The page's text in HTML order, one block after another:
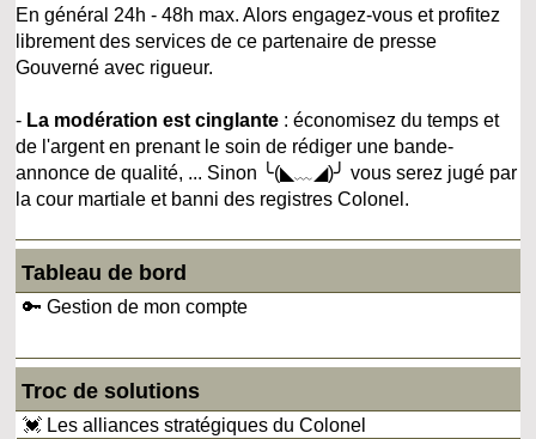
En général 24h - 48h max. Alors engagez-vous et profitez
librement des services de ce partenaire de presse
Gouverné avec rigueur.
- La modération est cinglante : économisez du temps et
de l'argent en prenant le soin de rédiger une bande-
annonce de qualité, ... Sinon ╰(◣﹏◢)╯ vous serez jugé par
la cour martiale et banni des registres Colonel.
Tableau de bord
🔑 Gestion de mon compte
Troc de solutions
💓 Les alliances stratégiques du Colonel